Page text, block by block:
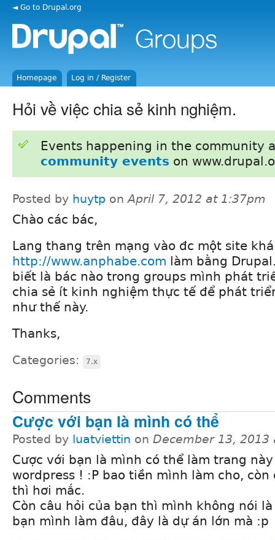
◄ Go to Drupal.org
Homepage Log in / Register
Hỏi về việc chia sẻ kinh nghiệm.
Events happening in the community
community events on
Posted by huytp onApril 7, 2012 at 1:37pm
Chào các bác,
Lang thang trên mạng vào đc một site
http://www.anphabe.com làm bằng
biết là bác nào trong groups mình phát
chia sẻ ít kinh nghiệm thực tế để phát
như thế này.
Thanks,
Categories: 7.x
Comments
Cược với bạn là mình có thể
Posted by luatviettin on December 13, 2013
Cược với bạn là mình có thể làm trang
wordpress ! :P bao tiền mình làm cho, còn
thì hơi mắc.
Còn câu hỏi của bạn thì mình không nói
bạn mình làm đâu, đây là dự án lớn mà :p